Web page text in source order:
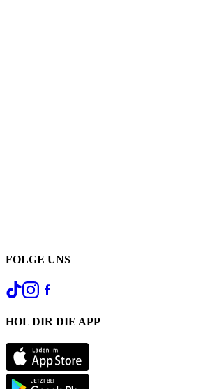
FOLGE UNS
HOL DIR DIE APP